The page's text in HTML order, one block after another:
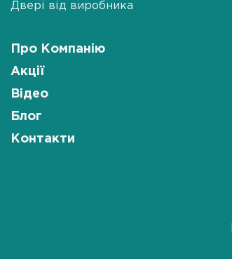
Двері від виробника
Про Компанію
Акції
Відео
Блог
Контакти